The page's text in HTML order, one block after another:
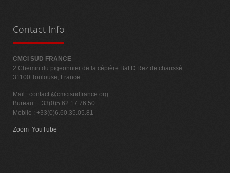
Contact Info
CMCI SUD FRANCE
2 Chemin du pigeonnier de la cépière Bat D Rez de chaussé
31100 Toulouse, France
Mail : contact @cmcisudfrance.org
Bureau : +33(0)5.62.17.76.50
Mobile : +33(0)6.60.35.05.81
Zoom YouTube